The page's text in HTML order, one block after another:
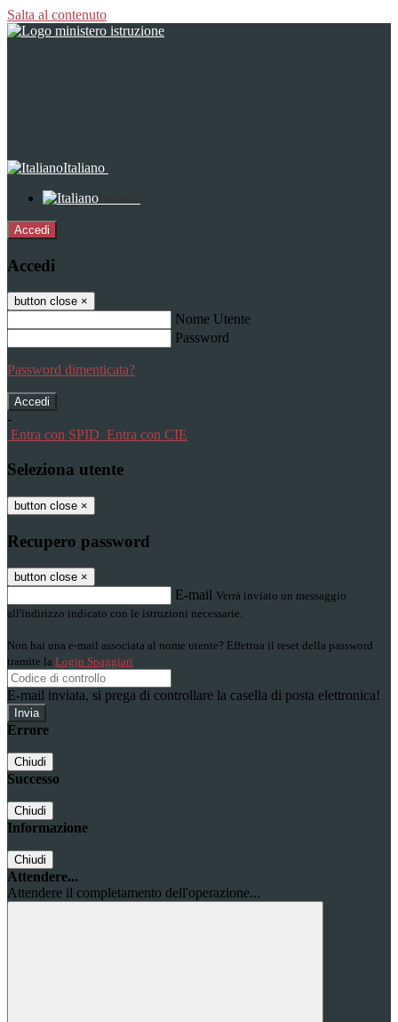
Salta al contenuto
Italiano
Accedi
Accedi
button close ×
Nome Utente
Password
Password dimenticata?
-
Entra con SPID Entra con CIE
Seleziona utente
button close ×
Recupero password
button close ×
E-mail Verrà inviato un messaggio
all'indirizzo indicato con le istruzioni necessarie.
Non hai una e-mail associata al nome utente? Effettua il reset della password
tramite la Login Spaggiari
E-mail inviata, si prega di controllare la casella di posta elettronica!
Errore
Chiudi
Successo
Chiudi
Informazione
Chiudi
Attendere...
Attendere il completamento dell'operazione...